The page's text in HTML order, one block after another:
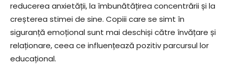
reducerea anxietății, la îmbunătățirea concentrării și la
creșterea stimei de sine. Copiii care se simt în
siguranță emoțional sunt mai deschiși către învățare și
relaționare, ceea ce influențează pozitiv parcursul lor
educațional.